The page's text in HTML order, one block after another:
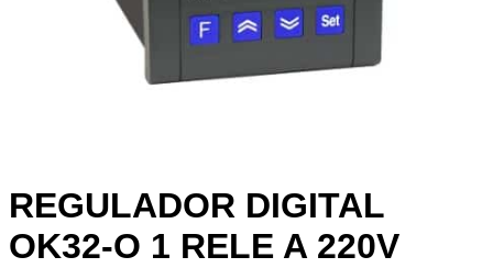
REGULADOR DIGITAL
OK32-O 1 RELE A 220V